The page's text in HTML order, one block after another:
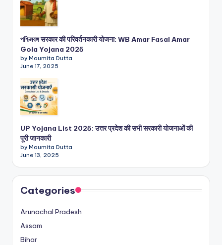
পশ্চিমবঙ্গ सरकार की परिवर्तनकारी योजना: WB Amar Fasal Amar
Gola Yojana 2025
by Moumita Dutta
June 17, 2025
UP Yojana List 2025: उत्तर प्रदेश की सभी सरकारी योजनाओं की
पूरी जानकारी
by Moumita Dutta
June 13, 2025
Categories
Arunachal Pradesh
Assam
Bihar